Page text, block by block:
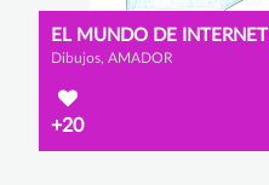
EL MUNDO DE INTERNET
Dibujos, AMADOR
+20